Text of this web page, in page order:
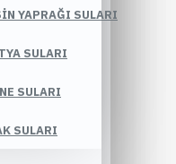
YAPRAĞI SULARI
SULARI
SULARI
SULARI